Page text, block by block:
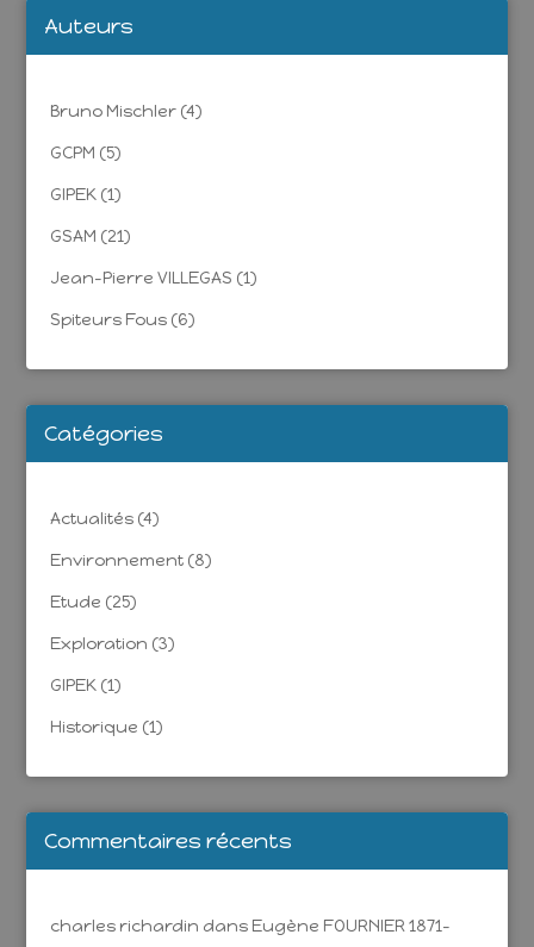
Auteurs
Bruno Mischler (4)
GCPM (5)
GIPEK (1)
GSAM (21)
Jean-Pierre VILLEGAS (1)
Spiteurs Fous (6)
Catégories
Actualités (4)
Environnement (8)
Etude (25)
Exploration (3)
GIPEK (1)
Historique (1)
Commentaires récents
charles richardin dans Eugène FOURNIER 1871-